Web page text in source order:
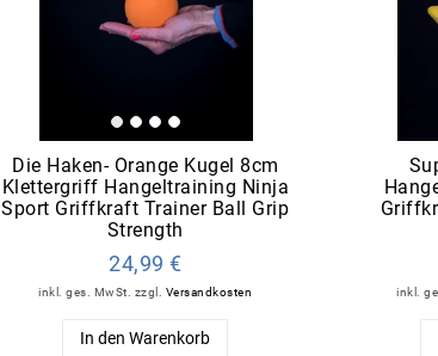
Die Haken- Orange Kugel 8cm
Klettergriff Hangeltraining Ninja
Sport Griffkraft Trainer Ball Grip
Strength
24,99 €
inkl. ges. MwSt. zzgl. Versandkosten
In den Warenkorb
inkl.